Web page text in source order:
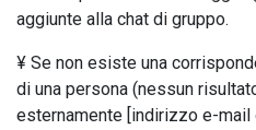
aggiunte alla chat di gruppo.
¥ Se non esiste una
di una persona (nessun
esternamente [indirizzo e-mail